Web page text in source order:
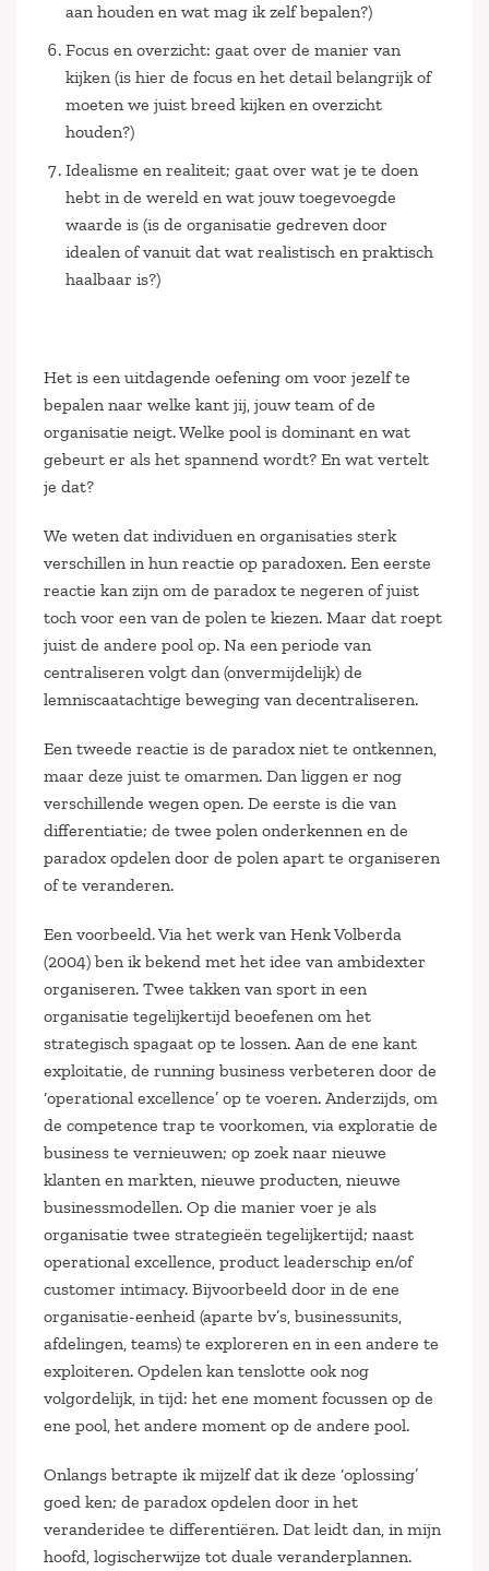
aan houden en wat mag ik zelf bepalen?)
Focus en overzicht: gaat over de manier van
kijken (is hier de focus en het detail belangrijk of
moeten we juist breed kijken en overzicht
houden?)
Idealisme en realiteit; gaat over wat je te doen
hebt in de wereld en wat jouw toegevoegde
waarde is (is de organisatie gedreven door
idealen of vanuit dat wat realistisch en praktisch
haalbaar is?)
Het is een uitdagende oefening om voor jezelf te
bepalen naar welke kant jij, jouw team of de
organisatie neigt. Welke pool is dominant en wat
gebeurt er als het spannend wordt? En wat vertelt
je dat?
We weten dat individuen en organisaties sterk
verschillen in hun reactie op paradoxen. Een eerste
reactie kan zijn om de paradox te negeren of juist
toch voor een van de polen te kiezen. Maar dat roept
juist de andere pool op. Na een periode van
centraliseren volgt dan (onvermijdelijk) de
lemniscaatachtige beweging van decentraliseren.
Een tweede reactie is de paradox niet te ontkennen,
maar deze juist te omarmen. Dan liggen er nog
verschillende wegen open. De eerste is die van
differentiatie; de twee polen onderkennen en de
paradox opdelen door de polen apart te organiseren
of te veranderen.
Een voorbeeld. Via het werk van Henk Volberda
(2004) ben ik bekend met het idee van ambidexter
organiseren. Twee takken van sport in een
organisatie tegelijkertijd beoefenen om het
strategisch spagaat op te lossen. Aan de ene kant
exploitatie, de running business verbeteren door de
‘operational excellence’ op te voeren. Anderzijds, om
de competence trap te voorkomen, via exploratie de
business te vernieuwen; op zoek naar nieuwe
klanten en markten, nieuwe producten, nieuwe
businessmodellen. Op die manier voer je als
organisatie twee strategieën tegelijkertijd; naast
operational excellence, product leaderschip en/of
customer intimacy. Bijvoorbeeld door in de ene
organisatie-eenheid (aparte bv’s, businessunits,
afdelingen, teams) te exploreren en in een andere te
exploiteren. Opdelen kan tenslotte ook nog
volgordelijk, in tijd: het ene moment focussen op de
ene pool, het andere moment op de andere pool.
Onlangs betrapte ik mijzelf dat ik deze ‘oplossing’
goed ken; de paradox opdelen door in het
veranderidee te differentiëren. Dat leidt dan, in mijn
hoofd, logischerwijze tot duale veranderplannen.